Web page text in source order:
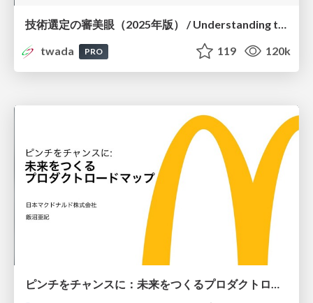
技術選定の審美眼（2025年版） / Understanding the Spiral of Technologies 2025 edition
twada
PRO 119 120k
ピンチをチャンスに：未来をつくるプロダクトロードマップ #pmconf2020